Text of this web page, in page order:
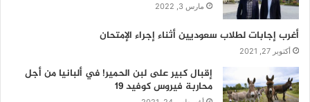
مارس 3, 2022
أغرب إجابات لطلاب سعوديين أثناء إجراء الإمتحان
أكتوبر 27, 2021
إقبال كبير على لبن الحمير! في ألبانيا من أجل
محاربة فيروس كوفيد 19